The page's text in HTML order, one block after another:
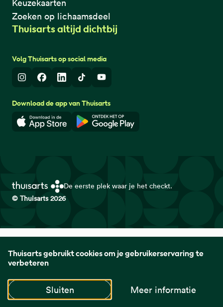
Thuisarts gebruikt cookies om je gebruikerservaring te
verbeteren
Sluiten Meer informatie
Keuzekaarten
Zoeken op lichaamsdeel
Thuisarts altijd dichtbij
Volg Thuisarts op social media
InstagramFacebook
LinkedInTikTokYoutube
Download de app van Thuisarts
Download in de App StoreDownload in de Google Play
De eerste plek waar je het checkt.
© Thuisarts 2026
Huisartsen Genootschap met de Federatie Medisch
Specialisten en Patiëntenfederatie Nederland.
naar startpagina naar startpagina